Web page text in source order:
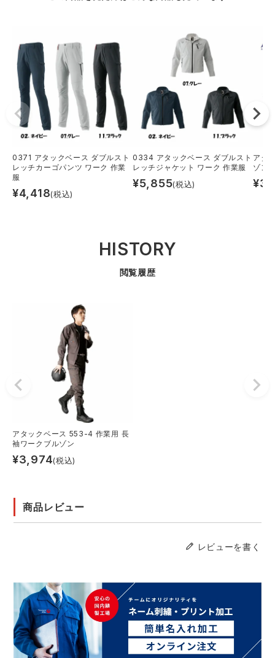
0371 アタックベース ダブルスト
レッチカーゴパンツ ワーク 作業
服
¥4,418(税込)
0334 アタックベース ダブルスト
レッチジャケット ワーク 作業服
¥5,855(税込)
アタ
ゾン
¥
HISTORY
閲覧履歴
アタックベース 553-4 作業用 長
袖ワークブルゾン
¥3,974(税込)
商品レビュー
レビューを書く